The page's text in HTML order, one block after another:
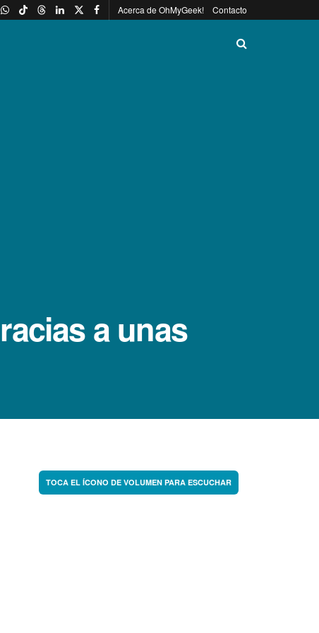
Acerca de OhMyGeek! Contacto
a unas